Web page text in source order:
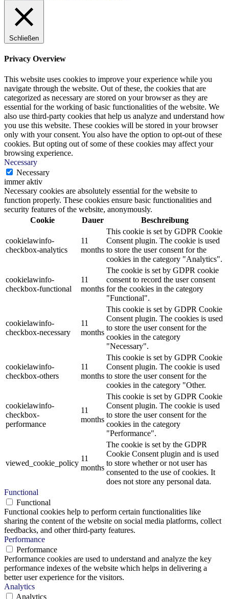
Schließen
Privacy Overview
This website uses cookies to improve your experience while you
navigate through the website. Out of these, the cookies that are
categorized as necessary are stored on your browser as they are
essential for the working of basic functionalities of the website. We
also use third-party cookies that help us analyze and understand how
you use this website. These cookies will be stored in your browser
only with your consent. You also have the option to opt-out of these
cookies. But opting out of some of these cookies may affect your
browsing experience.
Necessary
Necessary
immer aktiv
Necessary cookies are absolutely essential for the website to
function properly. These cookies ensure basic functionalities and
security features of the website, anonymously.
Cookie
Dauer Beschreibung
cookielawinfo-
checkbox-analytics
11
months
This cookie is set by GDPR Cookie
Consent plugin. The cookie is used
to store the user consent for the
cookies in the category "Analytics".
cookielawinfo-
checkbox-functional
11
months
The cookie is set by GDPR cookie
consent to record the user consent
for the cookies in the category
"Functional".
cookielawinfo-
checkbox-necessary
11
months
This cookie is set by GDPR Cookie
Consent plugin. The cookies is used
to store the user consent for the
cookies in the category
"Necessary".
cookielawinfo-
checkbox-others
11
months
This cookie is set by GDPR Cookie
Consent plugin. The cookie is used
to store the user consent for the
cookies in the category "Other.
cookielawinfo-
checkbox-
performance
11
months
This cookie is set by GDPR Cookie
Consent plugin. The cookie is used
to store the user consent for the
cookies in the category
"Performance".
viewed_cookie_policy
11
months
The cookie is set by the GDPR
Cookie Consent plugin and is used
to store whether or not user has
consented to the use of cookies. It
does not store any personal data.
Functional
Functional
Functional cookies help to perform certain functionalities like
sharing the content of the website on social media platforms, collect
feedbacks, and other third-party features.
Performance
Performance
Performance cookies are used to understand and analyze the key
performance indexes of the website which helps in delivering a
better user experience for the visitors.
Analytics
Analytics